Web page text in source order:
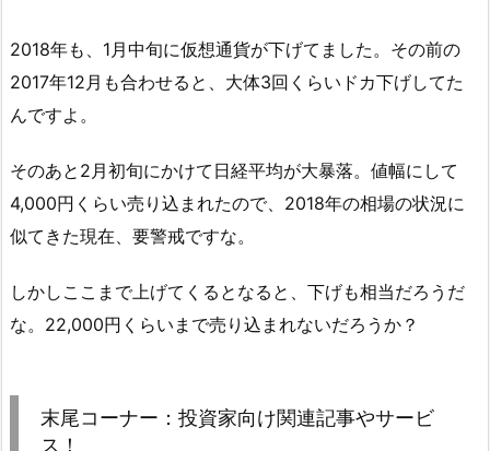
2018年も、1月中旬に仮想通貨が下げてました。その前の
2017年12月も合わせると、大体3回くらいドカ下げしてた
んですよ。
そのあと2月初旬にかけて日経平均が大暴落。値幅にして
4,000円くらい売り込まれたので、2018年の相場の状況に
似てきた現在、要警戒ですな。
しかしここまで上げてくるとなると、下げも相当だろうだ
な。22,000円くらいまで売り込まれないだろうか？
末尾コーナー：投資家向け関連記事やサービ
ス！